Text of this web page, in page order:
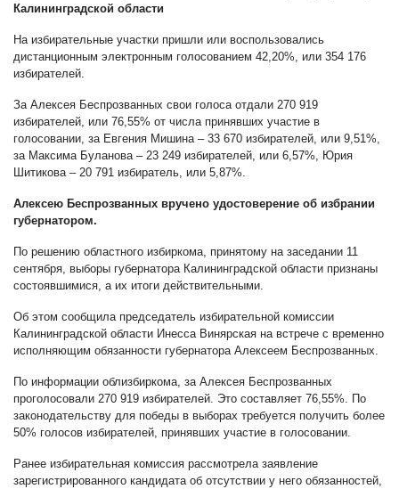
Калининградской области
На избирательные участки пришли или воспользовались
дистанционным электронным голосованием 42,20%, или 354 176
избирателей.
За Алексея Беспрозванных свои голоса отдали 270 919
избирателей, или 76,55% от числа принявших участие в
голосовании, за Евгения Мишина – 33 670 избирателей, или 9,51%,
за Максима Буланова – 23 249 избирателей, или 6,57%, Юрия
Шитикова – 20 791 избиратель, или 5,87%.
Алексею Беспрозванных вручено удостоверение об избрании
губернатором.
По решению областного избиркома, принятому на заседании 11
сентября, выборы губернатора Калининградской области признаны
состоявшимися, а их итоги действительными.
Об этом сообщила председатель избирательной комиссии
Калининградской области Инесса Винярская на встрече с временно
исполняющим обязанности губернатора Алексеем Беспрозванных.
По информации облизбиркома, за Алексея Беспрозванных
проголосовали 270 919 избирателей. Это составляет 76,55%. По
законодательству для победы в выборах требуется получить более
50% голосов избирателей, принявших участие в голосовании.
Ранее избирательная комиссия рассмотрела заявление
зарегистрированного кандидата об отсутствии у него обязанностей,